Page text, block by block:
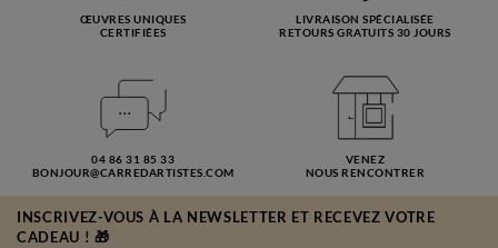
ŒUVRES UNIQUES
CERTIFIÉES
LIVRAISON SPÉCIALISÉE
RETOURS GRATUITS 30 JOURS
04 86 31 85 33
BONJOUR@CARREDARTISTES.COM
VENEZ
NOUS RENCONTRER
INSCRIVEZ-VOUS À LA NEWSLETTER ET RECEVEZ VOTRE
CADEAU ! 🎁